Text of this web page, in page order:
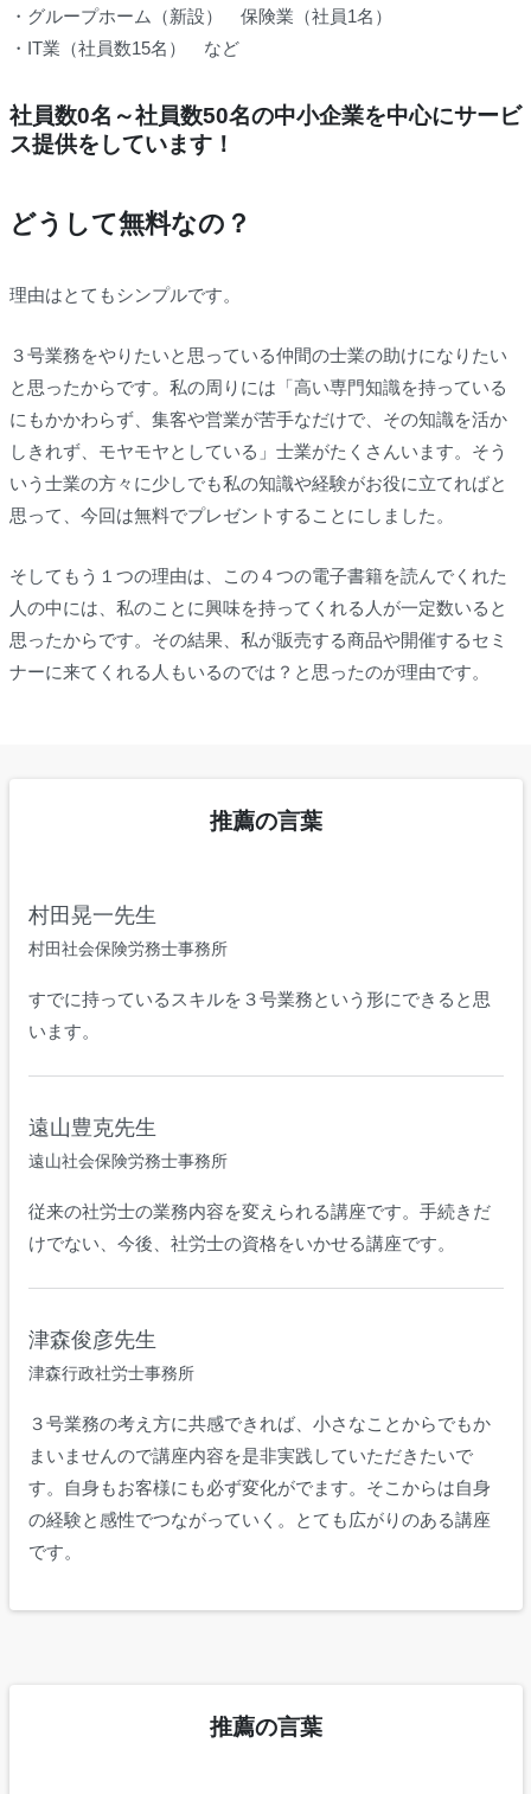
・グループホーム（新設） 保険業（社員1名）
・IT業（社員数15名） など
社員数0名～社員数50名の中小企業を中心にサービ
ス提供をしています！
どうして無料なの？
理由はとてもシンプルです。
３号業務をやりたいと思っている仲間の士業の助けになりたい
と思ったからです。私の周りには「高い専門知識を持っている
にもかかわらず、集客や営業が苦手なだけで、その知識を活か
しきれず、モヤモヤとしている」士業がたくさんいます。そう
いう士業の方々に少しでも私の知識や経験がお役に立てればと
思って、今回は無料でプレゼントすることにしました。
そしてもう１つの理由は、この４つの電子書籍を読んでくれた
人の中には、私のことに興味を持ってくれる人が一定数いると
思ったからです。その結果、私が販売する商品や開催するセミ
ナーに来てくれる人もいるのでは？と思ったのが理由です。
推薦の言葉
村田晃一先生
村田社会保険労務士事務所
すでに持っているスキルを３号業務という形にできると思
います。
遠山豊克先生
遠山社会保険労務士事務所
従来の社労士の業務内容を変えられる講座です。手続きだ
けでない、今後、社労士の資格をいかせる講座です。
津森俊彦先生
津森行政社労士事務所
３号業務の考え方に共感できれば、小さなことからでもか
まいませんので講座内容を是非実践していただきたいで
す。自身もお客様にも必ず変化がでます。そこからは自身
の経験と感性でつながっていく。とても広がりのある講座
です。
推薦の言葉